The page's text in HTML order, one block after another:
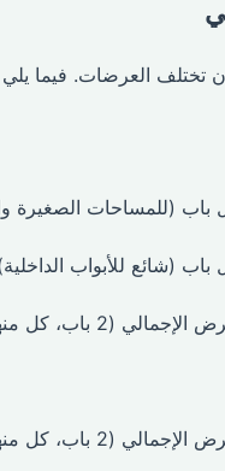
العرضات. فيما يلي
(للمساحات الصغيرة
(شائع للأبواب الداخلية)